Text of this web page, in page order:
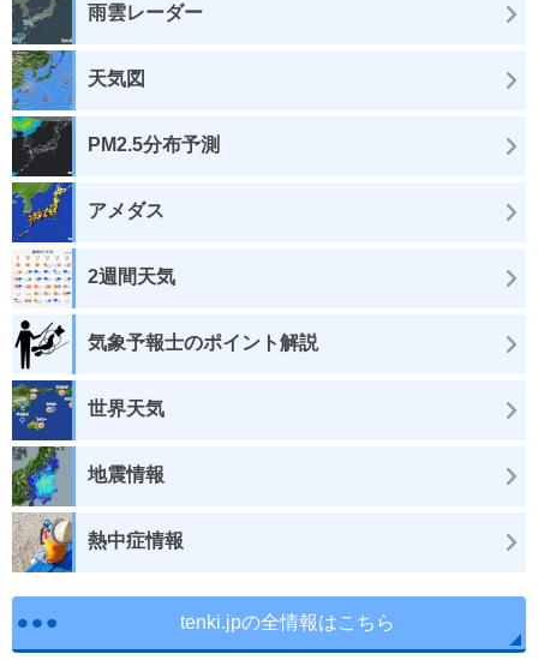
雨雲レーダー
天気図
PM2.5分布予測
アメダス
2週間天気
気象予報士のポイント解説
世界天気
地震情報
熱中症情報
tenki.jpの全情報はこちら